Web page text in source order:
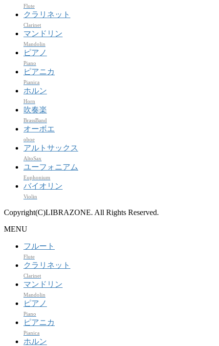
Flute
クラリネット
Clarinet
マンドリン
Mandolin
ピアノ
Piano
ピアニカ
Pianica
ホルン
Horn
吹奏楽
BrassBand
オーボエ
oboe
アルトサックス
AltoSax
ユーフォニアム
Euphonium
バイオリン
Violin
Copyright(C)LIBRAZONE. All Rights Reserved.
MENU
フルート
Flute
クラリネット
Clarinet
マンドリン
Mandolin
ピアノ
Piano
ピアニカ
Pianica
ホルン